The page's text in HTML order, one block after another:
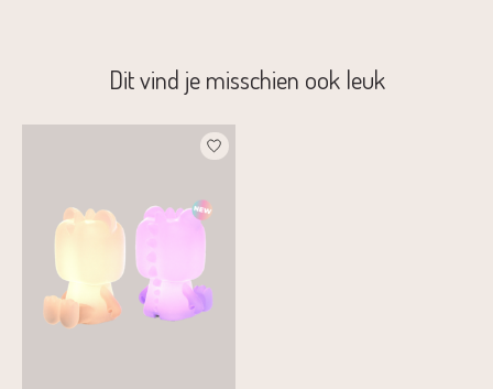
Dit vind je misschien ook leuk
Items van productcarrousel